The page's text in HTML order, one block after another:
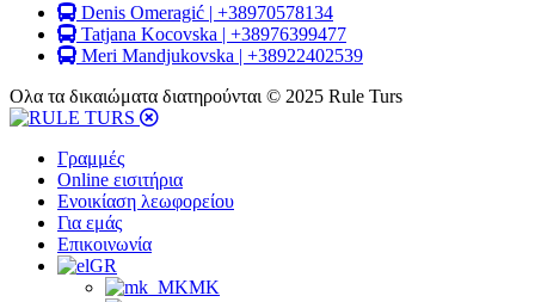
Denis Omeragić | +38970578134
Tatjana Kocovska | +38976399477
Meri Mandjukovska | +38922402539
Ολα τα δικαιώματα διατηρούνται © 2025 Rule Turs
Γραμμές
Online εισιτήρια
Ενοικίαση λεωφορείου
Για εμάς
Επικοινωνία
GR
MK